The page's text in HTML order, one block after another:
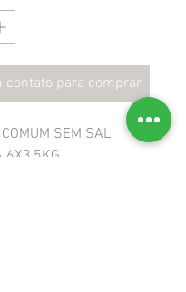
contato para comprar
SEM SAL
6X3,5KG